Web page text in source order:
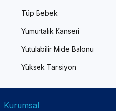
Tüp Bebek
Yumurtalık Kanseri
Yutulabilir Mide Balonu
Yüksek Tansiyon
Kurumsal